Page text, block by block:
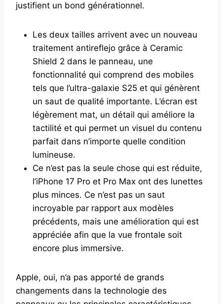
justifient un bond générationnel.
Les deux tailles arrivent avec un nouveau
traitement antireflejo grâce à Ceramic
Shield 2 dans le panneau, une
fonctionnalité qui comprend des mobiles
tels que l’ultra-galaxie S25 et qui génèrent
un saut de qualité importante. L’écran est
légèrement mat, un détail qui améliore la
tactilité et qui permet un visuel du contenu
parfait dans n’importe quelle condition
lumineuse.
Ce n’est pas la seule chose qui est réduite,
l’iPhone 17 Pro et Pro Max ont des lunettes
plus minces. Ce n’est pas un saut
incroyable par rapport aux modèles
précédents, mais une amélioration qui est
appréciée afin que la vue frontale soit
encore plus immersive.
Apple, oui, n’a pas apporté de grands
changements dans la technologie des